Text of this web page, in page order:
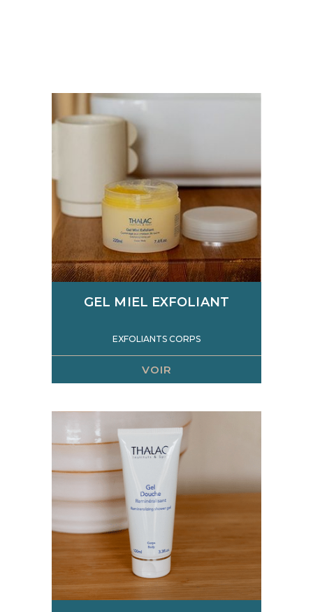
GEL MIEL EXFOLIANT
EXFOLIANTS CORPS
VOIR